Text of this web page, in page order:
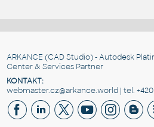
ARKANCE (CAD Studio) - Autodesk
Center & Services Partner
KONTAKT:
webmaster.cz@arkance.world | tel. +420